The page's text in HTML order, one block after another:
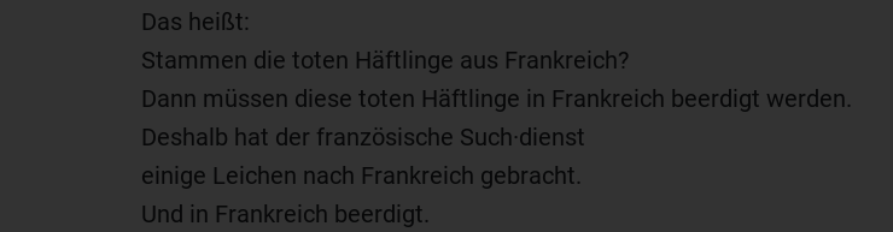
Das heißt:
Stammen die toten Häftlinge aus Frankreich?
Dann müssen diese toten Häftlinge in Frankreich beerdigt werden.
Deshalb hat der französische Such·dienst
einige Leichen nach Frankreich gebracht.
Und in Frankreich beerdigt.